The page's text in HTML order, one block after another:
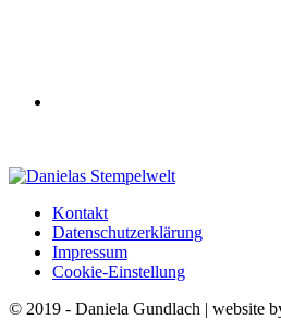
Kontakt
Datenschutzerklärung
Impressum
Cookie-Einstellung
© 2019 - Daniela Gundlach | website